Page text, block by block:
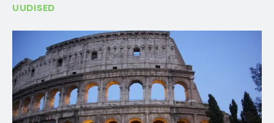
UUDISED